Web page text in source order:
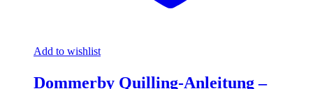
Add to wishlist
Dommerby Quilling-Anleitung –